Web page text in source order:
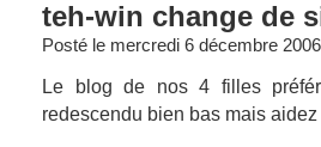
teh-win change de
Posté le mercredi 6 décembre
Le blog de nos 4 filles
redescendu bien bas mais